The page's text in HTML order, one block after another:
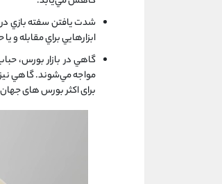
شدت يافتن سفته بازي
ابزارهايي براي مقابله
گاهي در بازار بورس،
مواجه مي‌شوند. گاهي
برای اکثر بورس های جهان